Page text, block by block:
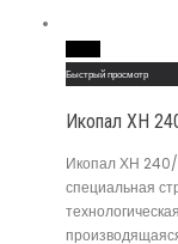
Быстрый просмотр
Икопал ХН
Икопал ХН
специальная